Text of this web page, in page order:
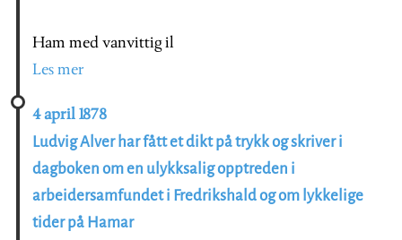
Ham med vanvittig il
Les mer
4 april 1878
Ludvig Alver har fått et dikt på trykk og skriver i
dagboken om en ulykksalig opptreden i
arbeidersamfundet i Fredrikshald og om lykkelige
tider på Hamar